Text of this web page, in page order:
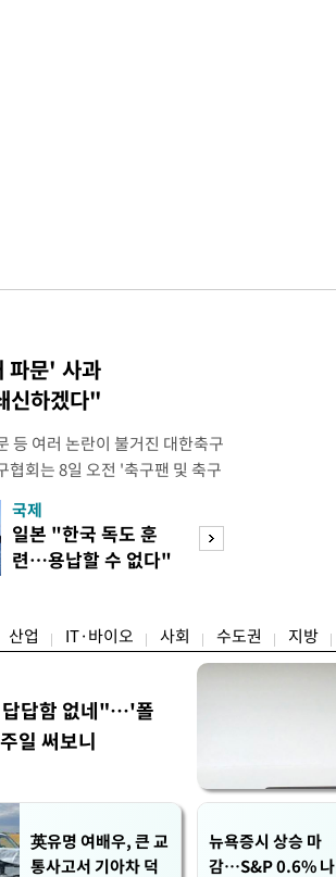
파문' 사과
신하겠다"
등 여러 논란이 불거진 대한축구
협회는 8일 오전 '축구팬 및 축구
이라는 제목의 입장문을 발표했
제축구연맹(FIFA) 북중미 월드
국회 문화체육관광위원회 청문
, 홍명보 전 감독 선
국제
일본 "한국 독도 훈
련…용납할 수 없다"
산업 IT·바이오 사회 수도권 지방
답함 없네"…'폴
일 써보니
英유명 여배우, 큰 교
통사고서 기아차 덕
뉴욕증시 상승 마
감…S&P 0.6% 나